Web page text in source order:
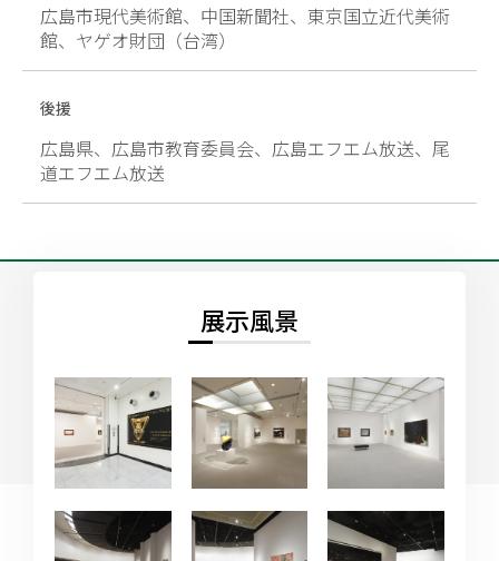
広島市現代美術館、中国新聞社、東京国立近代美術
館、ヤゲオ財団（台湾）
後援
広島県、広島市教育委員会、広島エフエム放送、尾
道エフエム放送
展示風景